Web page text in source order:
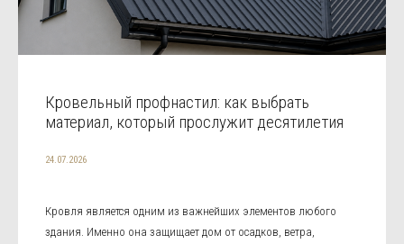
Кровельный профнастил: как выбрать
материал, который прослужит десятилетия
24.07.2026
Кровля является одним из важнейших элементов любого
здания. Именно она защищает дом от осадков, ветра,